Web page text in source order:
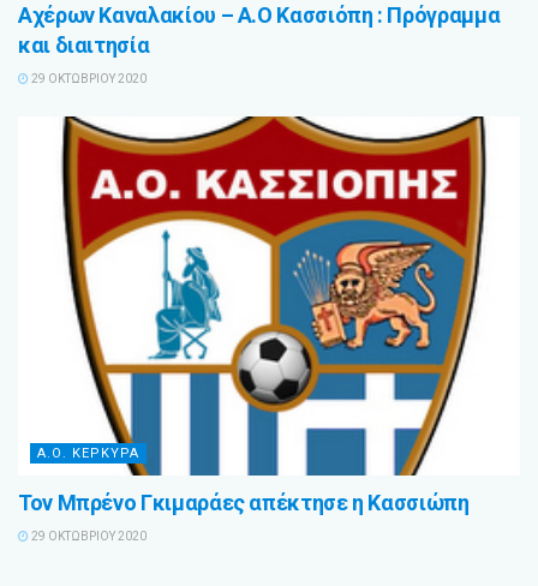
Αχέρων Καναλακίου – Α.Ο Κασσιόπη : Πρόγραμμα
και διαιτησία
29 ΟΚΤΩΒΡΊΟΥ 2020
Α.Ο. ΚΕΡΚΥΡΑ
Τον Μπρένο Γκιμαράες απέκτησε η Κασσιώπη
29 ΟΚΤΩΒΡΊΟΥ 2020